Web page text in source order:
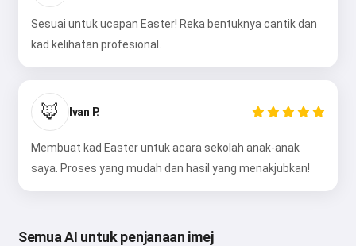
Sesuai untuk ucapan Easter! Reka bentuknya cantik dan
kad kelihatan profesional.
🦊 Ivan P.
Membuat kad Easter untuk acara sekolah anak-anak
saya. Proses yang mudah dan hasil yang menakjubkan!
Semua AI untuk penjanaan imej